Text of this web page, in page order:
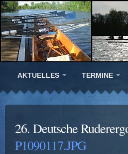
AKTUELLES TERMINE
26. Deutsche
P1090117.JPG